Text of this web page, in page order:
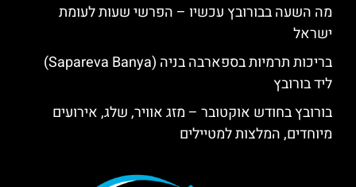
מה השעה בבורובץ עכשיו – הפרשי שעות לעומת
ישראל
בריכות תרמיות בספארבה בניה (Sapareva Banya)
ליד בורובץ
בורובץ בחודש אוקטובר – מזג אוויר, שלג, אירועים
מיוחדים, המלצות למטיילים